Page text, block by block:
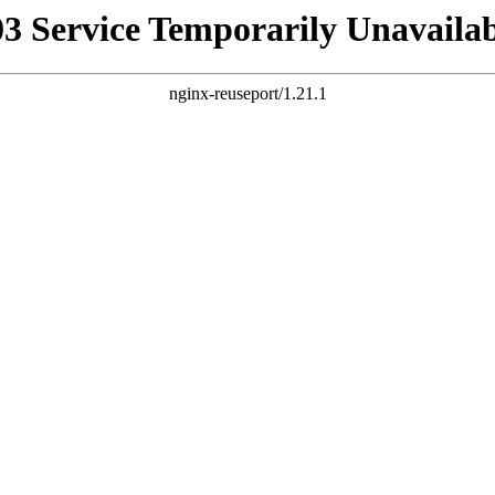
Service Temporarily
nginx-reuseport/1.21.1